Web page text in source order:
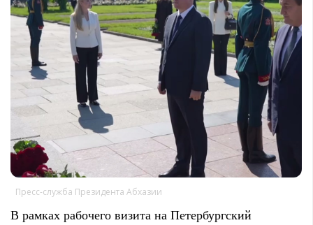
Пресс-служба Президента Абхазии
В рамках рабочего визита на Петербургский